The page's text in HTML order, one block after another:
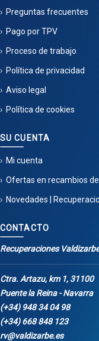
Preguntas frecuentes
Pago por TPV
Proceso de trabajo
Política de privacidad
Aviso legal
Política de cookies
SU CUENTA
Mi cuenta
Ofertas en recambios
Novedades |
CONTACTO
Recuperaciones Valdizarbe
Ctra. Artazu, km 1, 31100
Puente la Reina - Navarra
(+34) 948 34 04 98
(+34) 668 848 123
rv@valdizarbe.es